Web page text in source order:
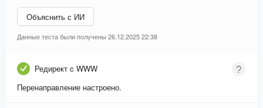
Объяснить с ИИ
Данные теста были получены 26.12.2025 22:38
Редирект c WWW
Перенаправление настроено.